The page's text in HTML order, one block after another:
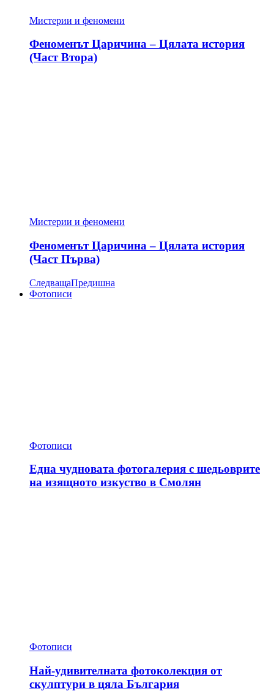
Мистерии и феномени
Феноменът Царичина – Цялата история
(Част Втора)
Мистерии и феномени
Феноменът Царичина – Цялата история
(Част Първа)
СледващаПредишна
Фотописи
Фотописи
Една чудновата фотогалерия с шедьоврите
на изящното изкуство в Смолян
Фотописи
Най-удивителната фотоколекция от
скулптури в цяла България